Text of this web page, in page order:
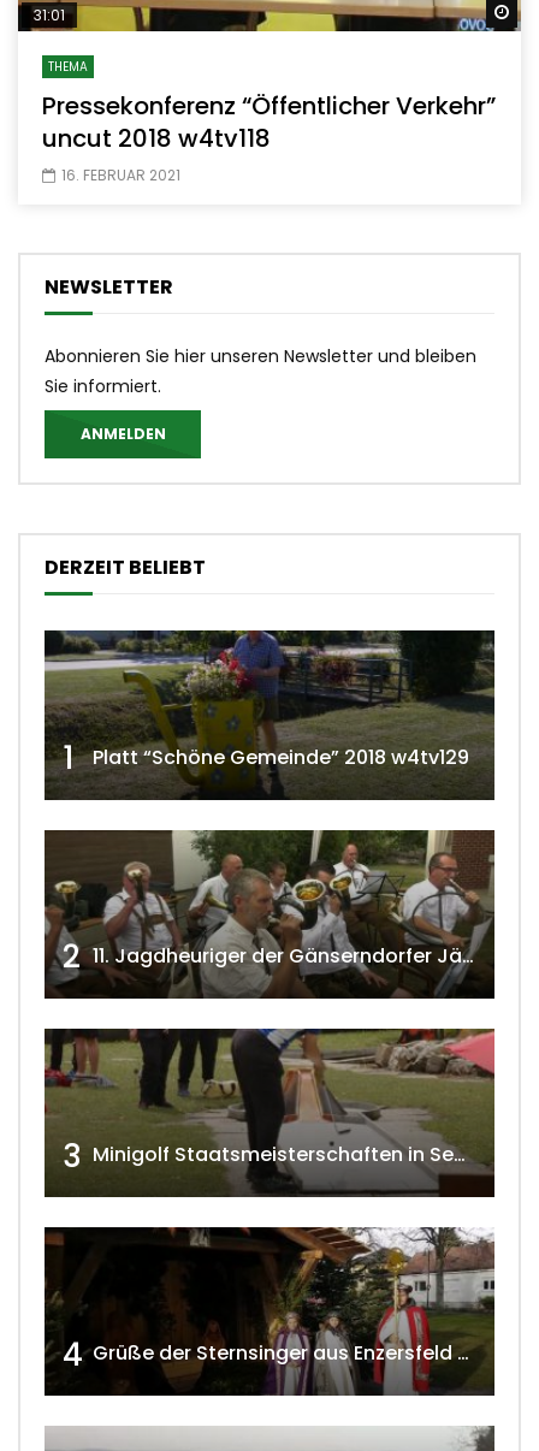
31:01
THEMA
Pressekonferenz “Öffentlicher Verkehr”
uncut 2018 w4tv118
16. FEBRUAR 2021
NEWSLETTER
Abonnieren Sie hier unseren Newsletter und bleiben
Sie informiert.
ANMELDEN
DERZEIT BELIEBT
1 Platt “Schöne Gemeinde” 2018 w4tv129
2 11. Jagdheuriger der Gänserndorfer Jäger 2020 w4tv166
3 Minigolf Staatsmeisterschaften in Seefeld-Kadolz w4tv174
4 Grüße der Sternsinger aus Enzersfeld – Klein-Engersdorf 2021 w4tv169